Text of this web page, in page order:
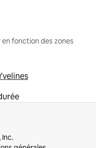
fonction des zones